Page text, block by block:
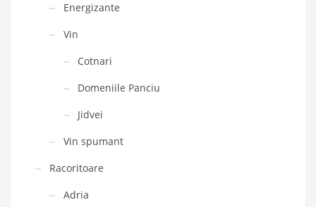
Energizante
Vin
Cotnari
Domeniile Panciu
Jidvei
Vin spumant
Racoritoare
Adria